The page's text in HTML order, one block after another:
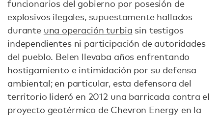
funcionarios del gobierno por posesión de
explosivos ilegales, supuestamente hallados
durante una operación turbia sin testigos
independientes ni participación de autoridades
del pueblo. Belen llevaba años enfrentando
hostigamiento e intimidación por su defensa
ambiental; en particular, esta defensora del
territorio lideró en 2012 una barricada contra el
proyecto geotérmico de Chevron Energy en la